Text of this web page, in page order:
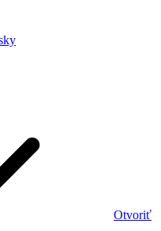
Otvoriť